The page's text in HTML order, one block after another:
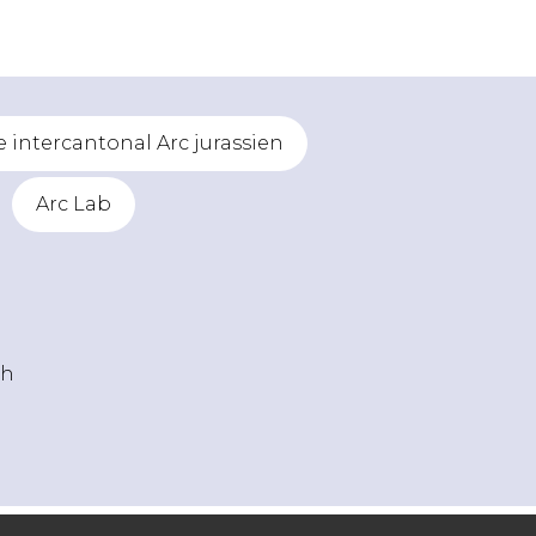
intercantonal Arc jurassien
Arc Lab